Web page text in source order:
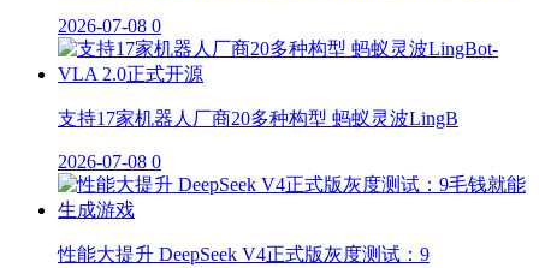
2026-07-08 0
支持17家机器人厂商20多种构型 蚂蚁灵波LingB
2026-07-08 0
性能大提升 DeepSeek V4正式版灰度测试：9